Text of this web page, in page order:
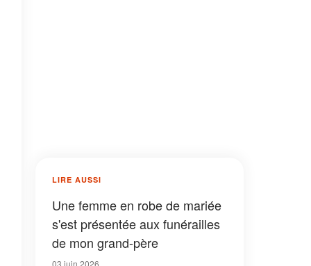
LIRE AUSSI
Une femme en robe de mariée
s'est présentée aux funérailles
de mon grand-père
03 juin 2026